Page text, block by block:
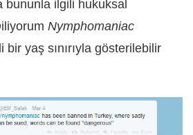
bununla ilgili hukuksal
Nymphomaniac
yaş sınırıyla gösterilebilir